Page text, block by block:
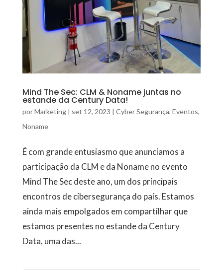
Mind The Sec: CLM & Noname juntas no
estande da Century Data!
porMarketing| set 12, 2023 | Cyber Segurança, Eventos,
Noname
É com grande entusiasmo que anunciamos a
participação da CLM e da Noname no evento
Mind The Sec deste ano, um dos principais
encontros de cibersegurança do país. Estamos
ainda mais empolgados em compartilhar que
estamos presentes no estande da Century
Data, uma das...